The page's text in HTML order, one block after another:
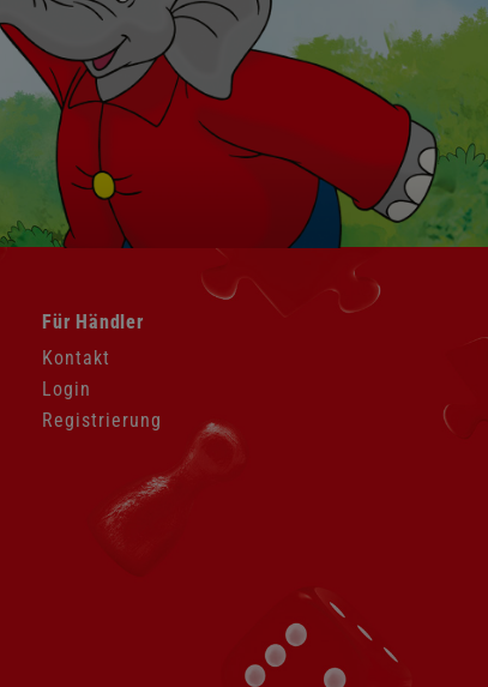
Navigation
überspringen
Für Händler
Kontakt
Login
Registrierung